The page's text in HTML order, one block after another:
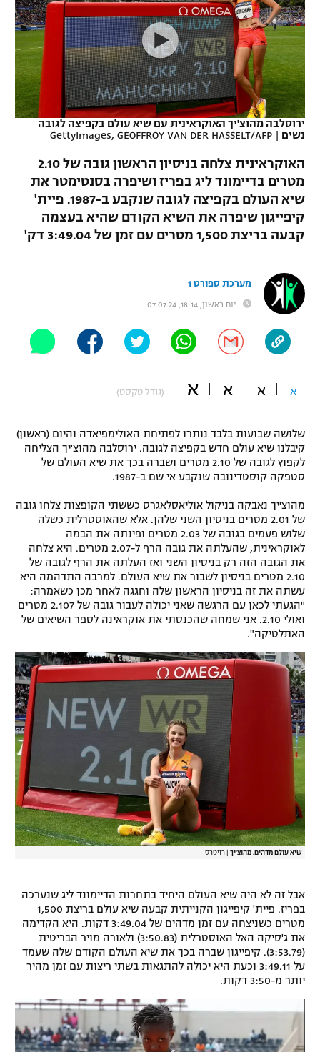
VOD
רץ ברשת
תוצאות
לוח שידורים
ברחבה
"מעל הליגה" – פודקאסט
"מחצית בשכונה" – פודקאסט
משתתפים וזוכים בפרסים
תקנון משתתפים וזוכים בפרסים
תקנון עבור פעילות אלקטרה
תקנון עבור פעילות ספורט 1 – "מרלן"
טניס
גיימינג E-Sports
תנאי שימוש
מדיניות פרטיות
תקנון פעילות ספורט 1
רשיון להקרנה פומבית לבית עסק
הצטרפות לחבילת הערוצים
לוח דרושים – ג'ובנט
תגיות
המגזין
נבחרת ישראל
מכבי חיפה
בית"ר ירושלים
מכבי תל אביב
הפועל חיפה
הפועל באר שבע
בני יהודה
ליגה ספרדית
ליגה איטלקית
ליגה צרפתית
ליגה הולנדית
ליגה טורקית
ליגה סינית
ליגה ברזילאית
ליגות נוספות
כדורסל נשים
מכבי תל אביב
הפועל חולון
הפועל ירושלים
יורוליג
יורוקאפ
טניס
כדוריד
כדורעף
שחייה
ג'ודו
אגרוף
UFC
היאבקות WWE
אופניים
ספורט מוטורי
פוטבול אמריקאי NFL
ספורט אתגרי ואקסטרים
אומנויות לחימה
גיימינג E-Sports
ירוסלבה מהוצ'יך האוקראינית עם שיא עולם בקפיצה לגובה
נשים |
GettyImages, GEOFFROY VAN DER HASSELT/AFP
האוקראינית צלחה בניסיון הראשון גובה של 2.10
מטרים בדיימונד ליג בפריז ושיפרה בסנטימטר את
שיא העולם בקפיצה לגובה שנקבע ב-1987. פיית'
קיפייגון שיפרה את השיא הקודם שהיא בעצמה
קבעה בריצת 1,500 מטרים עם זמן של 3:49.04 דק'
מערכת ספורט 1
יום ראשון, 18:14, 07.07.24
א א א א (גודל טקסט)
שלושה שבועות בלבד נותרו לפתיחת האולימפיאדה והיום (ראשון)
קיבלנו שיא עולם חדש בקפיצה לגובה. ירוסלבה מהוצ'יך הצליחה
לקפוץ לגובה של 2.10 מטרים ושברה בכך את שיא העולם של
סטפקה קוסטדינובה שנקבע אי שם ב-1987.
מהוצ'יך נאבקה בניקול אוליאסלאגרס כששתי הקופצות צלחו גובה
של 2.01 מטרים בניסיון השני שלהן. אלא שהאוסטרלית כשלה
שלוש פעמים בגובה של 2.03 מטרים ופינתה את הבמה
לאוקראינית, שהעלתה את גובה הרף ל-2.07 מטרים. היא צלחה
את הגובה הזה רק בניסיון השני ואז העלתה את הרף לגובה של
2.10 מטרים בניסיון לשבור את שיא העולם. למרבה התדהמה היא
עשתה את זה בניסיון הראשון שלה וחגגה לאחר מכן כשאמרה:
"הגעתי לכאן עם הרגשה שאני יכולה לעבור גובה של 2.107 מטרים
ואולי 2.10. אני שמחה שהכנסתי את אוקראינה לספר השיאים של
האתלטיקה".
שיא עולם מדהים. מהוצ'יך רויטרס
אבל זה לא היה שיא העולם היחיד בתחרות הדיימונד ליג שנערכה
בפריז. פיית' קיפייגון הקנייתית קבעה שיא עולם בריצת 1,500
מטרים כשניצחה עם זמן מדהים של 3:49.04 דקות. היא הקדימה
את ג'סיקה האל האוסטרלית (3:50.83) ולאורה מויר הבריטית
(3:53.79). קיפייגון שברה בכך את שיא העולם הקודם שלה שעמד
על 3:49.11 וכעת היא יכולה להתגאות בשתי ריצות עם זמן מהיר
יותר מ-3:50 דקות.